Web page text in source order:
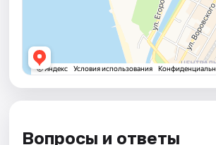
Вопросы и ответы